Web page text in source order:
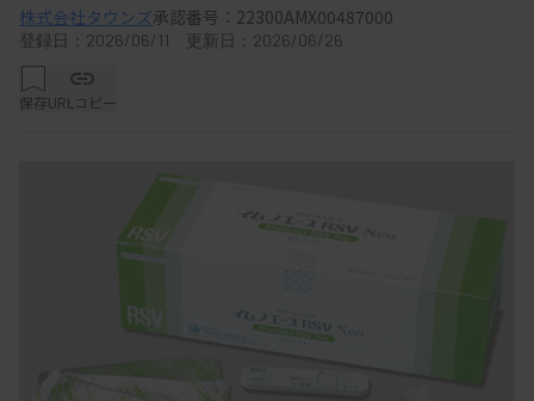
株式会社タウンズ承認番号：22300AMX00487000
登録日：2026/06/11 更新日：2026/06/26
保存URLコピー